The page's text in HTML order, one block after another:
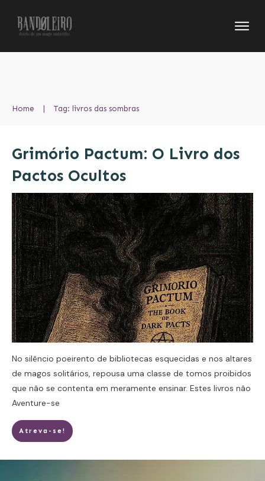
Home | Tag: livros das sombras
Grimório Pactum: O Livro dos
Pactos Ocultos
No silêncio poeirento de bibliotecas esquecidas e nos altares
de magos solitários, repousa uma classe de tomos proibidos
que não se contenta em meramente ensinar. Estes livros não
Aventure-se
Atreva-se!